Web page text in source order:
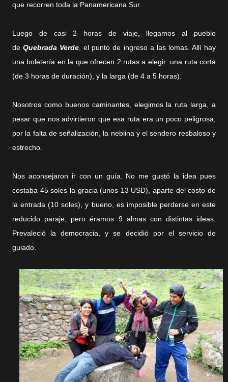
que recorren toda la Panamericana Sur.
Luego de casi 2 horas de viaje, llegamos al pueblo
deQuebrada Verde , el punto de ingreso a las lomas. Allí hay
una boletería en la que ofrecen 2 rutas a elegir: una ruta corta
(de 3 horas de duración), y la larga (de 4 a 5 horas).
Nosotros como buenos caminantes, elegimos la ruta larga, a
pesar que nos advirtieron que esa ruta era un poco peligrosa,
por la falta de señalización, la neblina y el sendero resbaloso y
estrecho.
Nos aconsejaron ir con un guía. No me gustó la idea pues
costaba 45 soles la gracia (unos 13 USD), aparte del costo de
la entrada (10 soles), y bueno, es imposible perderse en este
reducido paraje, pero éramos 9 almas con distintas ideas.
Prevaleció la democracia, y se decidió por el servicio de
guiado.